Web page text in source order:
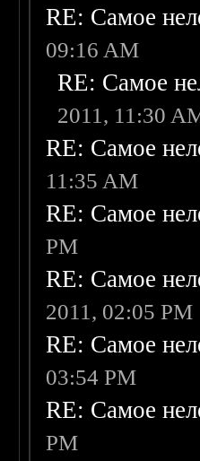
RE: Самое
09:16 AM
RE: Самое
2011, 11:30
RE: Самое
11:35 AM
RE: Самое
PM
RE: Самое
2011, 02:05 PM
RE: Самое
03:54 PM
RE: Самое
PM